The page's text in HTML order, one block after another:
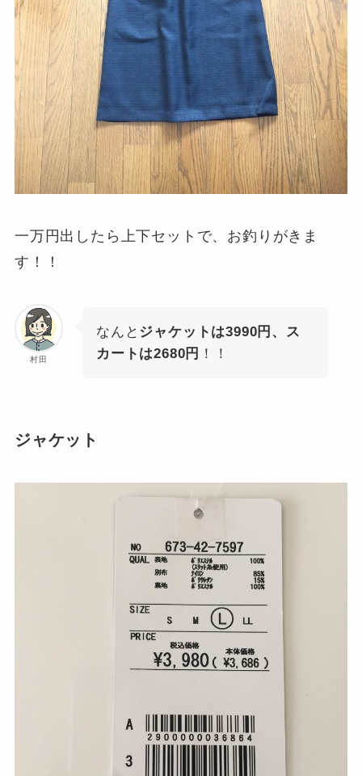
一万円出したら上下セットで、お釣りがきま
す！！
村田
なんと ジャケットは3990円、ス
カートは2680円 ！！
ジャケット